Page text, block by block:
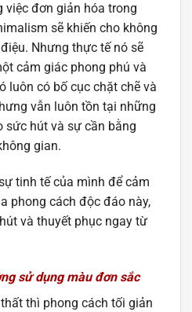
việc đơn giản hóa trong
sẽ khiến cho không
Nhưng thực tế nó sẽ
cảm giác phong phú và
luôn có bố cục chặt chẽ và
vẫn luôn tồn tại những
sức hút và sự cần bằng
gian.
tinh tế của mình để cảm
phong cách độc đáo này,
và thuyết phục ngay từ
sử dụng màu đơn sắc
thì phong cách tối giản